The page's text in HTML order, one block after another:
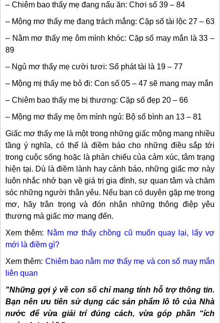
– Chiêm bao thấy mẹ đang nấu ăn: Chơi số 39 – 84
– Mộng mơ thấy mẹ đang trách mắng: Cặp số tài lộc 27 – 63
– Nằm mơ thấy mẹ ôm mình khóc: Cặp số may mắn là 33 –
89
– Ngủ mơ thấy mẹ cười tươi: Số phát tài là 19 – 77
– Mộng mị thấy mẹ bỏ đi: Con số 05 – 47 sẽ mang may mắn
– Chiêm bao thấy mẹ bị thương: Cặp số đẹp 20 – 66
– Mộng mơ thấy mẹ ôm mình ngủ: Bộ số bình an 13 – 81
Giấc mơ thấy mẹ là một trong những giấc mộng mang nhiều
tầng ý nghĩa, có thể là điềm báo cho những điều sắp tới
trong cuộc sống hoặc là phản chiếu của cảm xúc, tâm trạng
hiện tại. Dù là điềm lành hay cảnh báo, những giấc mơ này
luôn nhắc nhở bạn về giá trị gia đình, sự quan tâm và chăm
sóc những người thân yêu. Nếu bạn có duyên gặp mẹ trong
mơ, hãy trân trọng và đón nhận những thông điệp yêu
thương mà giấc mơ mang đến.
Xem thêm: Nằm mơ thấy chồng cũ muốn quay lại, lấy vợ
mới là điềm gì?
Xem thêm: Chiêm bao nằm mơ thấy mẹ và con số may mắn
liên quan
"Những gợi ý về con số chỉ mang tính hỗ trợ thông tin.
Bạn nên ưu tiên sử dụng các sản phẩm lô tô của Nhà
nước để vừa giải trí đúng cách, vừa góp phần “ích